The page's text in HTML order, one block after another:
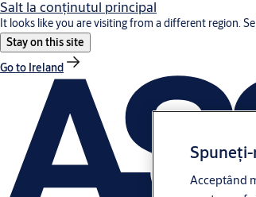
Salt la conţinutul principal
It looks like you are visiting from a different region.
Stay on this site
Go to Ireland
Acceptând